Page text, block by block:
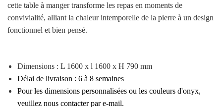
cette table à manger transforme les repas en moments de
convivialité, alliant la chaleur intemporelle de la pierre à un design
fonctionnel et bien pensé.
Dimensions : L 1600 x l 1600 x H 790 mm
Délai de livraison : 6 à 8 semaines
Pour les dimensions personnalisées ou les couleurs d'onyx,
veuillez nous contacter par e-mail.